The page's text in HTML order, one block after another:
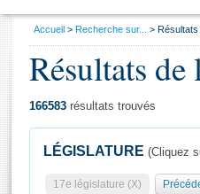
Général
Vous
Accueil Recherche sur...
Résultats de
166583 résultats trouvés
LÉGISLATURE (Cliquez
17e législature (X)